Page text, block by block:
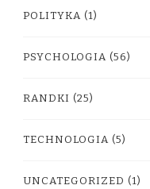
POLITYKA (1)
PSYCHOLOGIA (56)
RANDKI (25)
TECHNOLOGIA (5)
UNCATEGORIZED (1)